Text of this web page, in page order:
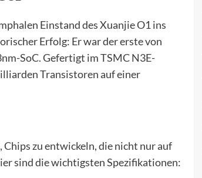
Einstand des Xuanjie O1 ins
Erfolg: Er war der erste von
SoC. Gefertigt im TSMC N3E-
Transistoren auf einer
zu entwickeln, die nicht nur auf
sind die wichtigsten Spezifikationen: